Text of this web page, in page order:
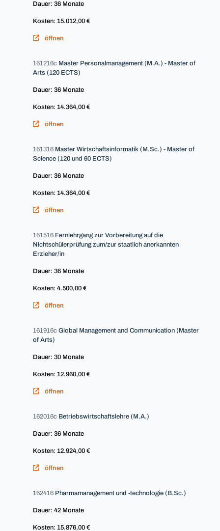
Dauer: 36 Monate
Kosten: 15.012,00 €
öffnen
161216c Master Personalmanagement (M.A.) - Master of
Arts (120 ECTS)
Dauer: 36 Monate
Kosten: 14.364,00 €
öffnen
161316 Master Wirtschaftsinformatik (M.Sc.) - Master of
Science (120 und 60 ECTS)
Dauer: 36 Monate
Kosten: 14.364,00 €
öffnen
161516 Fernlehrgang zur Vorbereitung auf die
Nichtschülerprüfung zum/zur staatlich anerkannten
Erzieher/in
Dauer: 36 Monate
Kosten: 4.500,00 €
öffnen
161916c Global Management and Communication (Master
of Arts)
Dauer: 30 Monate
Kosten: 12.960,00 €
öffnen
162016c Betriebswirtschaftslehre (M.A.)
Dauer: 36 Monate
Kosten: 12.924,00 €
öffnen
162416 Pharmamanagement und -technologie (B.Sc.)
Dauer: 42 Monate
Kosten: 15.876,00 €